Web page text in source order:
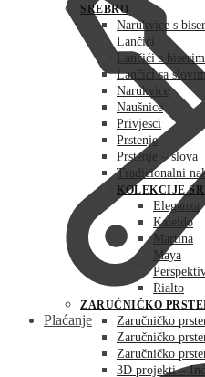
Plaćanje
SREBRO
Narukvice s
Lančići
Lančići s
Lančići sa
Narukvice
Naušnice
Privjesci
Prstenje
Prstenje – slova
Tradicionalni
KOLEKCIJE
Eleganza
Kaleido
Martina
Maya
Rialto
ZARUČNIČKO
Zaručničko
Zaručničko
Zaručničko
3D projekti –